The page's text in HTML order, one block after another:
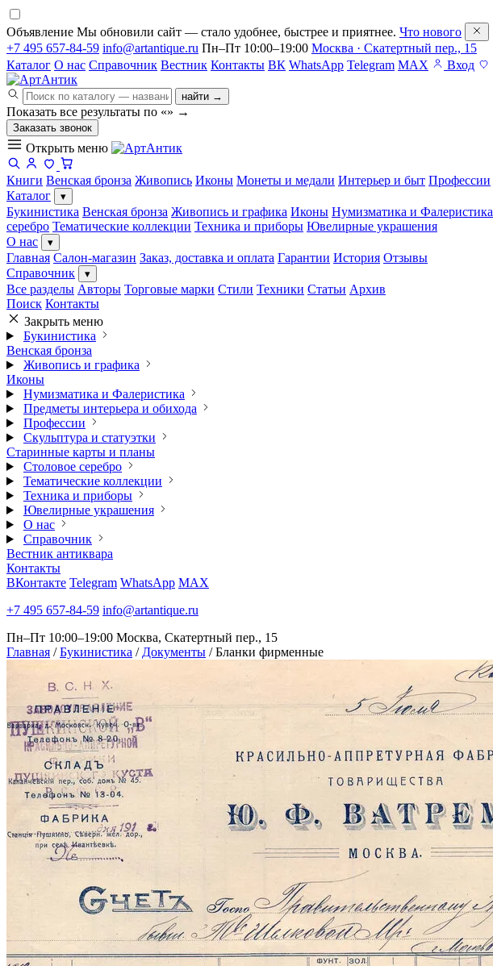
Объявление Мы обновили сайт — стало удобнее, быстрее и приятнее. Что нового
+7 495 657-84-59 info@artantique.ru Пн–Пт 10:00–19:00 Москва · Скатертный пер., 15
Каталог О нас Справочник Вестник Контакты ВК WhatsApp Telegram MAX Вход
найти →
Показать все результаты по «» →
Заказать звонок
Открыть меню
Книги Венская бронза Живопись Иконы Монеты и медали Интерьер и быт Профессии
Каталог
▾
Букинистика Венская бронза Живопись и графика Иконы Нумизматика и Фалеристика
серебро Тематические коллекции Техника и приборы Ювелирные украшения
О нас
▾
Главная Салон-магазин Заказ, доставка и оплата Гарантии История Отзывы
Справочник
▾
Все разделы Авторы Торговые марки Стили Техники Статьи Архив
Поиск Контакты
Закрыть меню
Букинистика
Венская бронза
Живопись и графика
Иконы
Нумизматика и Фалеристика
Предметы интерьера и обихода
Профессии
Скульптура и статуэтки
Старинные карты и планы
Столовое серебро
Тематические коллекции
Техника и приборы
Ювелирные украшения
О нас
Справочник
Вестник антиквара
Контакты
ВКонтакте Telegram WhatsApp MAX
+7 495 657-84-59 info@artantique.ru
Пн–Пт 10:00–19:00 Москва, Скатертный пер., 15
Главная / Букинистика / Документы / Бланки фирменные